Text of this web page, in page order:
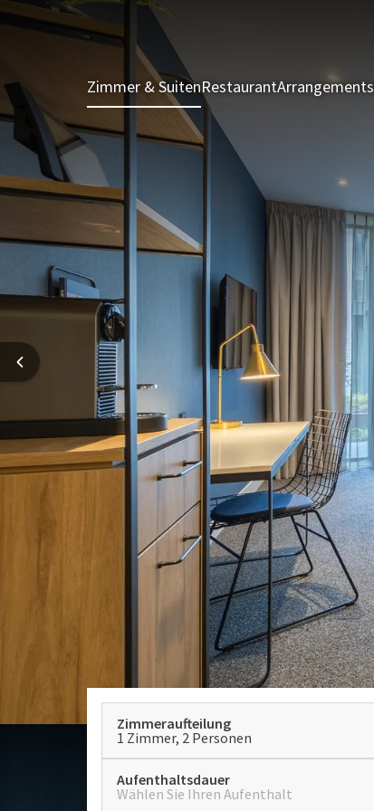
Zimmer & SuitenRestaurantArrangements
Zimmeraufteilung
1 Zimmer, 2 Personen
Aufenthaltsdauer
Wählen Sie Ihren Aufenthalt